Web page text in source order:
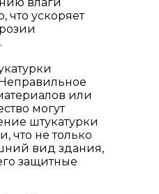
что ускоряет
или
могут
штукатурки
что не только
вид здания,
защитные